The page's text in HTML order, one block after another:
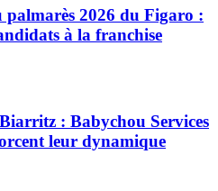
2026 du Figaro :
à la franchise
: Babychou Services
leur dynamique